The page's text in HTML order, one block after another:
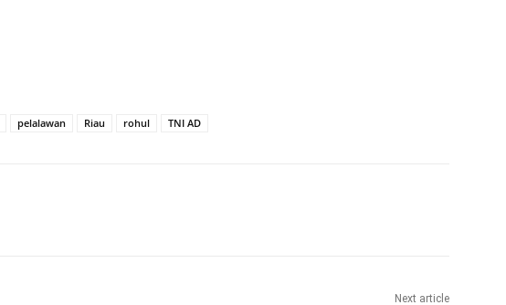
pelalawan Riau rohul TNI AD
Next article